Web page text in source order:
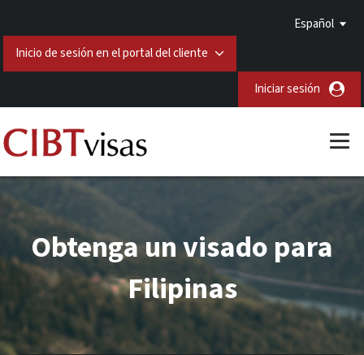
Español
Inicio de sesión en el portal del cliente
Iniciar sesión
Obtenga un visado para
Filipinas